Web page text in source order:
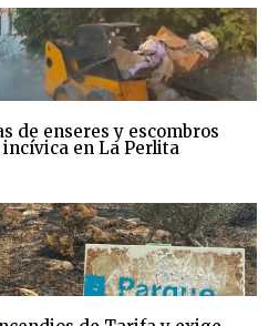
de enseres y escombros
en La Perlita